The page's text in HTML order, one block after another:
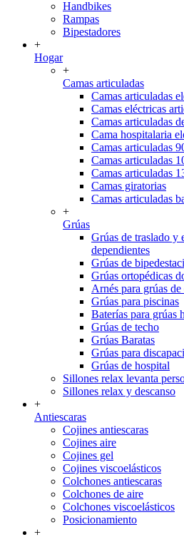
Handbikes
Rampas
Bipestadores
+
Hogar
+
Camas articuladas
Camas articuladas
Camas eléctricas
Camas articuladas
Cama hospitalaria
Camas articuladas
Camas articuladas
Camas articuladas
Camas giratorias
Camas articuladas
+
Grúas
Grúas de traslado y
dependientes
Grúas de
Grúas ortopédicas
Arnés para grúas
Grúas para piscinas
Baterías para grúas
Grúas de techo
Grúas Baratas
Grúas para
Grúas de hospital
Sillones relax levanta
Sillones relax y descanso
+
Antiescaras
Cojines antiescaras
Cojines aire
Cojines gel
Cojines viscoelásticos
Colchones antiescaras
Colchones de aire
Colchones viscoelásticos
Posicionamiento
+